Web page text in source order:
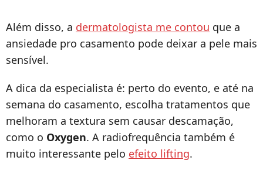
Além disso, a dermatologista me contou que a
ansiedade pro casamento pode deixar a pele mais
sensível.
A dica da especialista é: perto do evento, e até na
semana do casamento, escolha tratamentos que
melhoram a textura sem causar descamação,
como o Oxygen. A radiofrequência também é
muito interessante pelo efeito lifting.